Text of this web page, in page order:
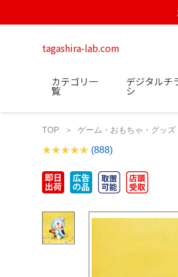
tagashira-lab.com
カテゴリ一
覧
デジタルチ
シ
TOP ゲーム・おもちゃ・グッズ
(888)